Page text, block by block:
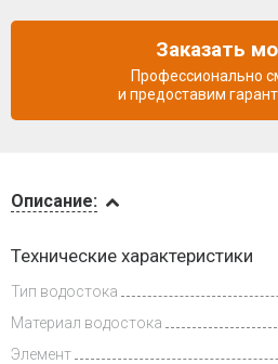
и оплата
Описание:
Технические характеристики
Тип водостока
Материал водостока
Элемент
Заказать
Профессионально
и предоставим